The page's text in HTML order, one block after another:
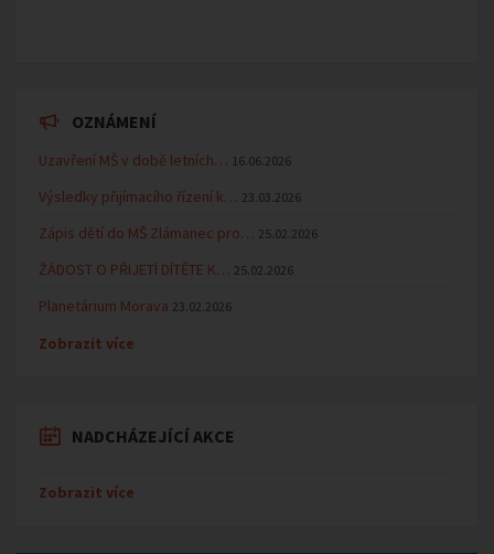
OZNÁMENÍ
Uzavření MŠ v době letních… 16.06.2026
Výsledky přijímacího řízení k… 23.03.2026
Zápis dětí do MŠ Zlámanec pro… 25.02.2026
ŽÁDOST O PŘIJETÍ DÍTĚTE K… 25.02.2026
Planetárium Morava 23.02.2026
Zobrazit více
NADCHÁZEJÍCÍ AKCE
Zobrazit více